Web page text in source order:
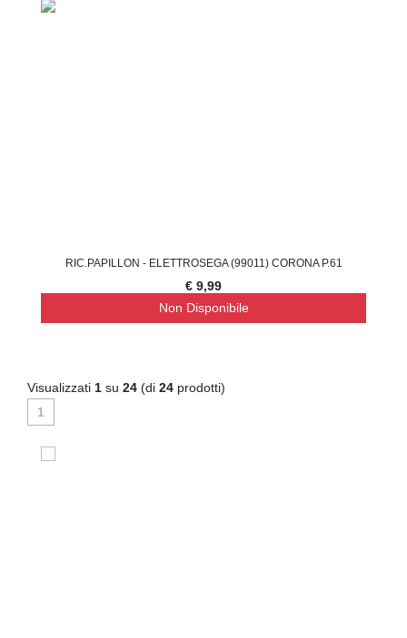
RIC.PAPILLON - ELETTROSEGA (99011) CORONA P.61
€ 9,99
Non Disponibile
Visualizzati 1 su 24 (di 24 prodotti)
1